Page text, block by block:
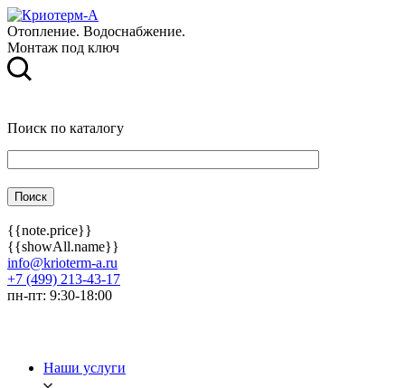
Отопление. Водоснабжение.
Монтаж под ключ
Поиск по каталогу
{{note.price}}
{{showAll.name}}
info@krioterm-a.ru
+7 (499) 213-43-17
пн-пт: 9:30-18:00
Наши услуги